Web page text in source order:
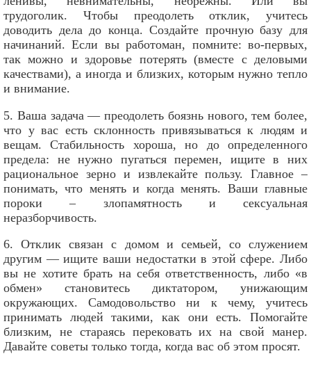
трудоголик. Чтобы преодолеть отклик, учитесь
доводить дела до конца. Создайте прочную базу для
начинаний. Если вы работоман, помните: во-первых,
так можно и здоровье потерять (вместе с деловыми
качествами), а иногда и близких, которым нужно тепло
и внимание.
5. Ваша задача — преодолеть боязнь нового, тем более,
что у вас есть склонность привязываться к людям и
вещам. Стабильность хороша, но до определенного
предела: не нужно пугаться перемен, ищите в них
рациональное зерно и извлекайте пользу. Главное –
понимать, что менять и когда менять. Ваши главные
пороки – злопамятность и сексуальная
неразборчивость.
6. Отклик связан с домом и семьей, со служением
другим — ищите ваши недостатки в этой сфере. Либо
вы не хотите брать на себя ответственность, либо «в
обмен» становитесь диктатором, унижающим
окружающих. Самодовольство ни к чему, учитесь
принимать людей такими, как они есть. Помогайте
близким, не стараясь перековать их на свой манер.
Давайте советы только тогда, когда вас об этом просят.